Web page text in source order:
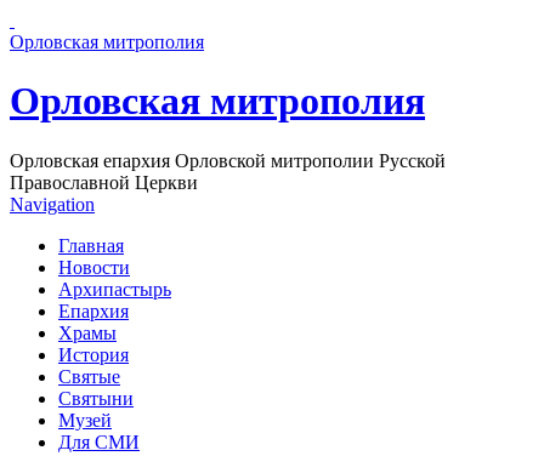
Орловская митрополия
Орловская митрополия
Орловская епархия Орловской митрополии Русской
Православной Церкви
Navigation
Главная
Новости
Архипастырь
Епархия
Храмы
История
Святые
Святыни
Музей
Для СМИ